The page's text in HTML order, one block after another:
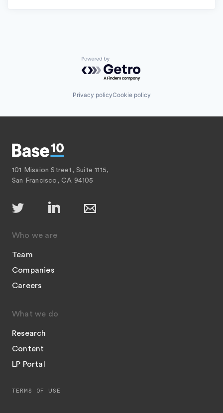
Powered by Getro.com
Privacy policyCookie policy
101 Mission Street, Suite 1115,
San Francisco, CA 94105
Who we are
Team
Companies
Careers
What we do
Research
Content
LP Portal
TERMS OF USE